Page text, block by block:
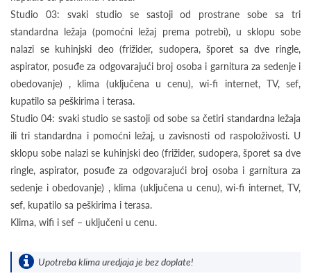
Studio 03: svaki studio se sastoji od prostrane sobe sa tri
standardna ležaja (pomoćni ležaj prema potrebi), u sklopu sobe
nalazi se kuhinjski deo (frižider, sudopera, šporet sa dve ringle,
aspirator, posuđe za odgovarajući broj osoba i garnitura za sedenje i
obedovanje) , klima (uključena u cenu), wi-fi internet, TV, sef,
kupatilo sa peškirima i terasa.
Studio 04: svaki studio se sastoji od sobe sa četiri standardna ležaja
ili tri standardna i pomoćni ležaj, u zavisnosti od raspoloživosti. U
sklopu sobe nalazi se kuhinjski deo (frižider, sudopera, šporet sa dve
ringle, aspirator, posuđe za odgovarajući broj osoba i garnitura za
sedenje i obedovanje) , klima (uključena u cenu), wi-fi internet, TV,
sef, kupatilo sa peškirima i terasa.
Klima, wifi i sef – uključeni u cenu.
Upotreba klima uredjaja je bez doplate!